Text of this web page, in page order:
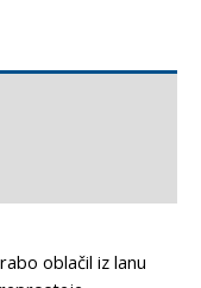
oblačil iz lanu